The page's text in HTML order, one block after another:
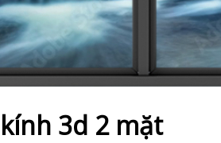
3d 2 mặt